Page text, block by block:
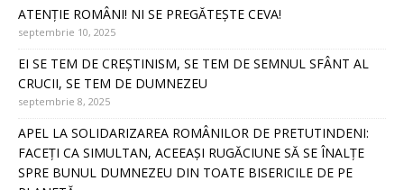
ATENȚIE ROMÂNI! NI SE PREGĂTEȘTE CEVA!
septembrie 10, 2025
EI SE TEM DE CREȘTINISM, SE TEM DE SEMNUL SFÂNT AL
CRUCII, SE TEM DE DUMNEZEU
septembrie 8, 2025
APEL LA SOLIDARIZAREA ROMÂNILOR DE PRETUTINDENI:
FACEȚI CA SIMULTAN, ACEEAȘI RUGĂCIUNE SĂ SE ÎNALȚE
SPRE BUNUL DUMNEZEU DIN TOATE BISERICILE DE PE